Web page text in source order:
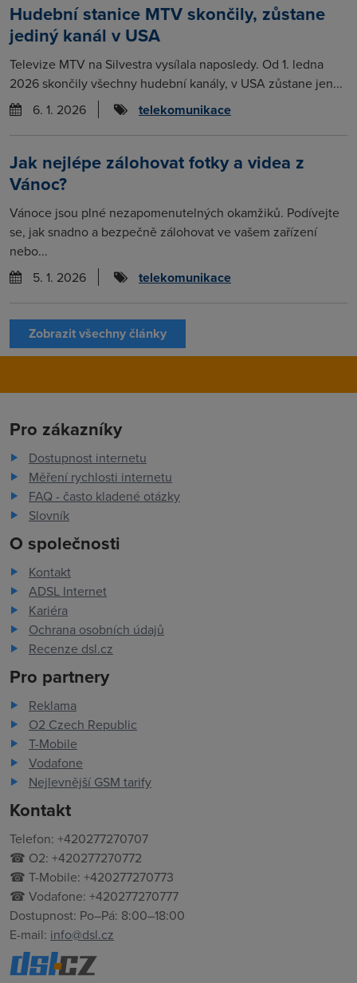
Hudební stanice MTV skončily, zůstane
jediný kanál v USA
Televize MTV na Silvestra vysílala naposledy. Od 1. ledna
2026 skončily všechny hudební kanály, v USA zůstane jen...
6. 1. 2026
telekomunikace
Jak nejlépe zálohovat fotky a videa z
Vánoc?
Vánoce jsou plné nezapomenutelných okamžiků. Podívejte
se, jak snadno a bezpečně zálohovat ve vašem zařízení
nebo...
5. 1. 2026
telekomunikace
Zobrazit všechny články
Pro zákazníky
Dostupnost internetu
Měření rychlosti internetu
FAQ - často kladené otázky
Slovník
O společnosti
Kontakt
ADSL Internet
Kariéra
Ochrana osobních údajů
Recenze dsl.cz
Pro partnery
Reklama
O2 Czech Republic
T-Mobile
Vodafone
Nejlevnější GSM tarify
Kontakt
Telefon: +420277270707
☎ O2: +420277270772
☎ T-Mobile: +420277270773
☎ Vodafone: +420277270777
Dostupnost: Po–Pá: 8:00–18:00
E-mail: info@dsl.cz